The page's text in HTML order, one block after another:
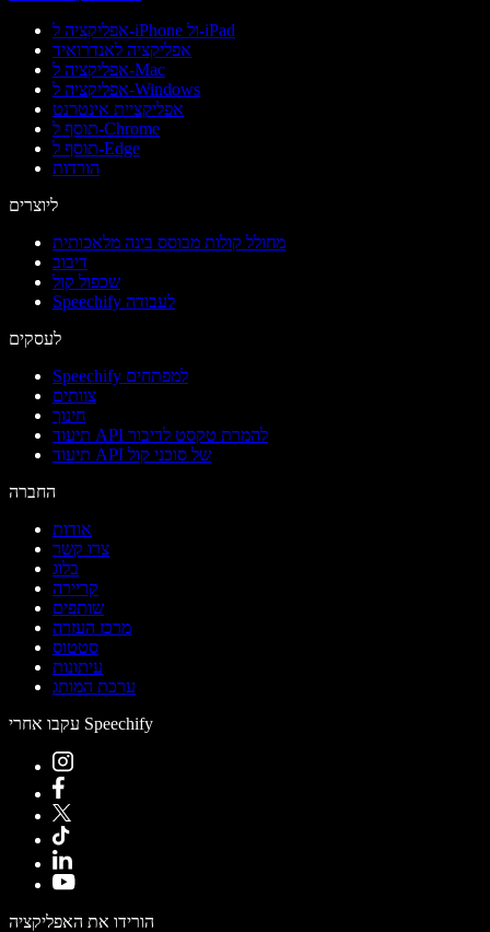
אפליקציה ל-iPhone ול-iPad
אפליקציה לאנדרואיד
אפליקציה ל-Mac
אפליקציה ל-Windows
אפליקציית אינטרנט
תוסף ל-Chrome
תוסף ל-Edge
הורדות
ליוצרים
מחולל קולות מבוסס בינה מלאכותית
דיבוב
שכפול קול
Speechify לעבודה
לעסקים
Speechify למפתחים
צוותים
חינוך
תיעוד API להמרת טקסט לדיבור
תיעוד API של סוכני קול
החברה
אודות
צרו קשר
בלוג
קריירה
שותפים
מרכז העזרה
סטטוס
עיתונות
ערכת המותג
עקבו אחרי Speechify
הורידו את האפליקציה